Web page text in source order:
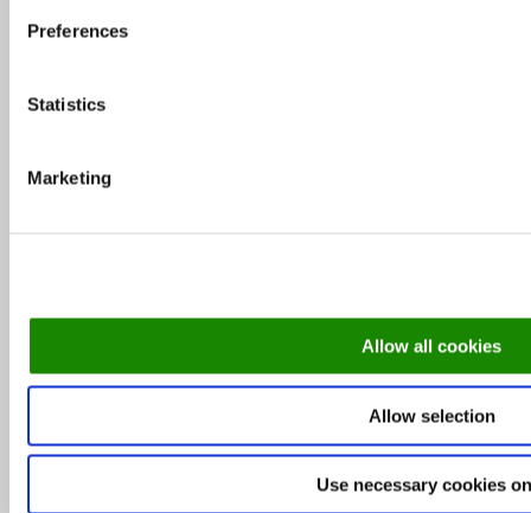
Preferences
Statistics
Marketing
Allow all cookies
Allow selection
Use necessary cookies
MEKKi peakokk Rene Uusmees: MEKKi edu
näitab, et liigume õiges suunas
Rubriigid